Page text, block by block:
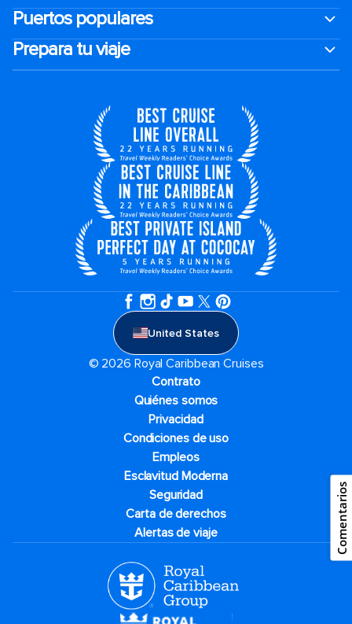
Puertos populares
Prepara tu viaje
United States
© 2026 Royal Caribbean Cruises
Contrato
Quiénes somos
Privacidad
Condiciones de uso
Empleos
Esclavitud Moderna
Seguridad
Carta de derechos
Alertas de viaje
Comentarios